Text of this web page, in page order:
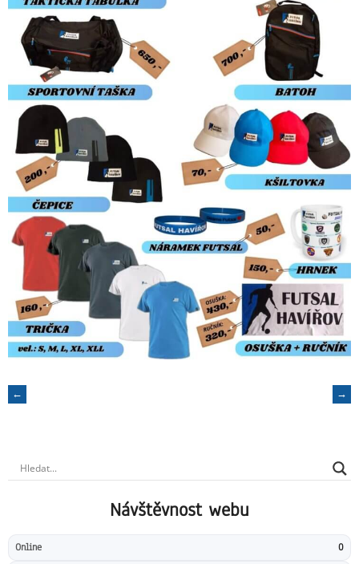
Post
← →
Návštěvnost webu
Online 0